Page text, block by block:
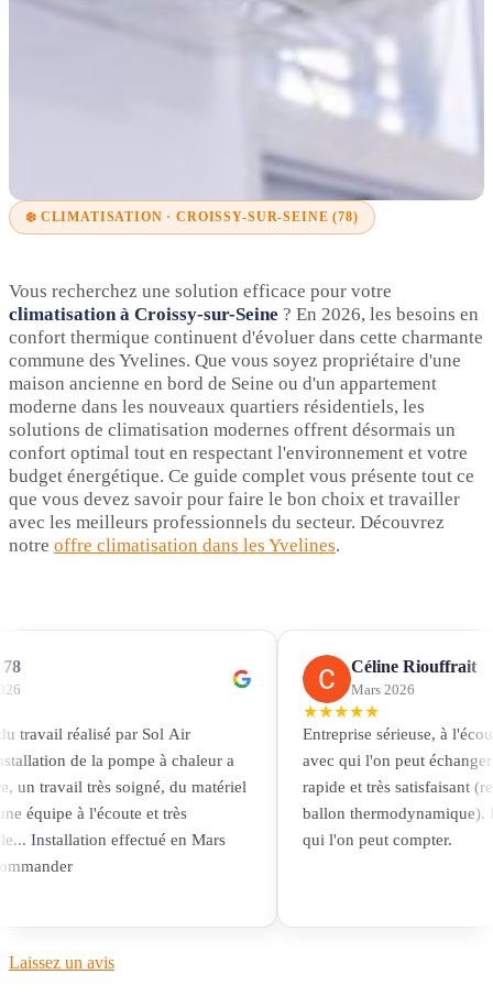
❄️ CLIMATISATION · CROISSY-SUR-SEINE (78)
Vous recherchez une solution efficace pour votre
climatisation à Croissy-sur-Seine ? En 2026, les besoins en
confort thermique continuent d'évoluer dans cette charmante
commune des Yvelines. Que vous soyez propriétaire d'une
maison ancienne en bord de Seine ou d'un appartement
moderne dans les nouveaux quartiers résidentiels, les
solutions de climatisation modernes offrent désormais un
confort optimal tout en respectant l'environnement et votre
budget énergétique. Ce guide complet vous présente tout ce
que vous devez savoir pour faire le bon choix et travailler
avec les meilleurs professionnels du secteur. Découvrez
notre offre climatisation dans les Yvelines.
travail réalisé par Sol Air
de la pompe à chaleur a
un travail très soigné, du matériel
équipe à l'écoute et très
Installation effectué en Mars
Céline Riouffrait
Mars 2026
★★★★★
Entreprise sérieuse, à
avec qui l'on peut
rapide et très satisfaisant
ballon thermodynamique).
qui l'on peut compter.
Laissez un avis